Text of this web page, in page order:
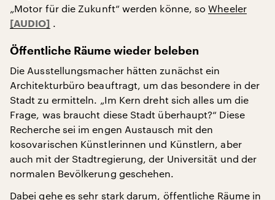
„Motor für die Zukunft“ werden könne, soWheeler
.
Öffentliche Räume wieder beleben
Die Ausstellungsmacher hätten zunächst ein
Architekturbüro beauftragt, um das besondere in der
Stadt zu ermitteln. „Im Kern dreht sich alles um die
Frage, was braucht diese Stadt überhaupt?“ Diese
Recherche sei im engen Austausch mit den
kosovarischen Künstlerinnen und Künstlern, aber
auch mit der Stadtregierung, der Universität und der
normalen Bevölkerung geschehen.
Dabei gehe es sehr stark darum, öffentliche Räume in